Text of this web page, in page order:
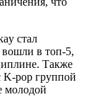
стал
в топ-5,
Также
K-pop группой
молодой